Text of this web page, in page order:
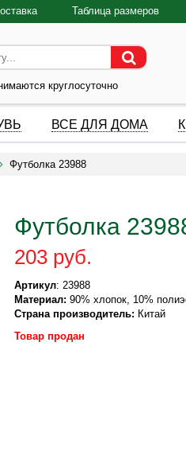
Таблица размеров
круглосуточно
ВСЕ ДЛЯ ДОМА
Футболка 23988
Футболка
203 руб.
Артикул: 23988
Материал: 90% хлопок, 10%
Страна производитель: Китай
Товар продан